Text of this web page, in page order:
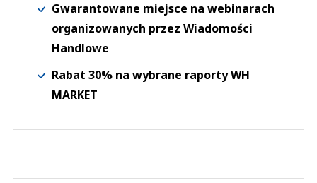
Gwarantowane miejsce na webinarach
organizowanych przez Wiadomości
Handlowe
Rabat 30% na wybrane raporty WH
MARKET